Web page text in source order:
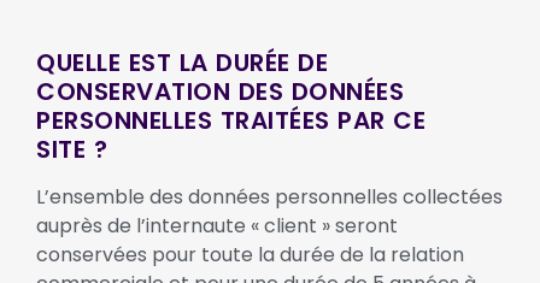
QUELLE EST LA DURÉE DE
CONSERVATION DES DONNÉES
PERSONNELLES TRAITÉES PAR CE
SITE ?
L’ensemble des données personnelles collectées
auprès de l’internaute « client » seront
conservées pour toute la durée de la relation